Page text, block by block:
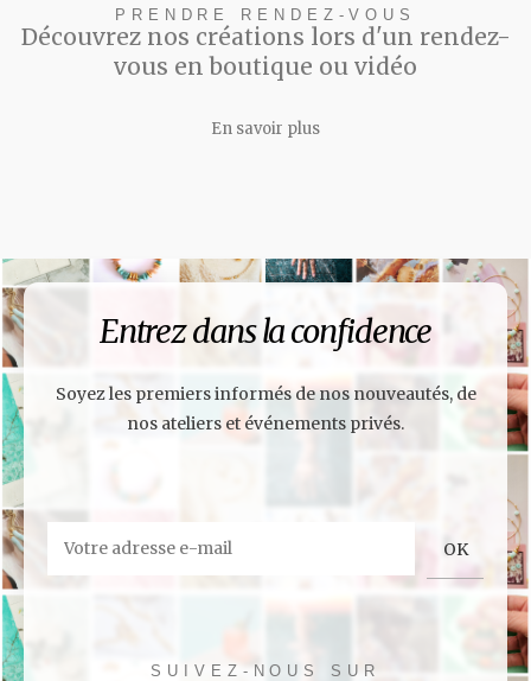
PRENDRE RENDEZ-VOUS
Découvrez nos créations lors d'un rendez-
vous en boutique ou vidéo
En savoir plus
Entrez dans la confidence
Soyez les premiers informés de nos nouveautés, de
nos ateliers et événements privés.
SUIVEZ-NOUS SUR